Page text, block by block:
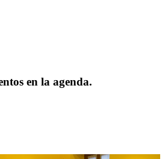
en la agenda.